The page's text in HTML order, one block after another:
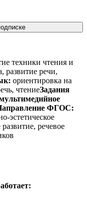
техники чтения и
развитие речи,
ориентировка на
чтениеЗадания
ФГОС:
эстетическое
речевое